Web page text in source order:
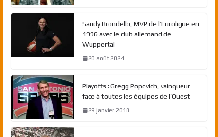
Sandy Brondello, MVP de l’Euroligue en
1996 avec le club allemand de
Wuppertal
20 août 2024
Playoffs : Gregg Popovich, vainqueur
face à toutes les équipes de l’Ouest
29 janvier 2018